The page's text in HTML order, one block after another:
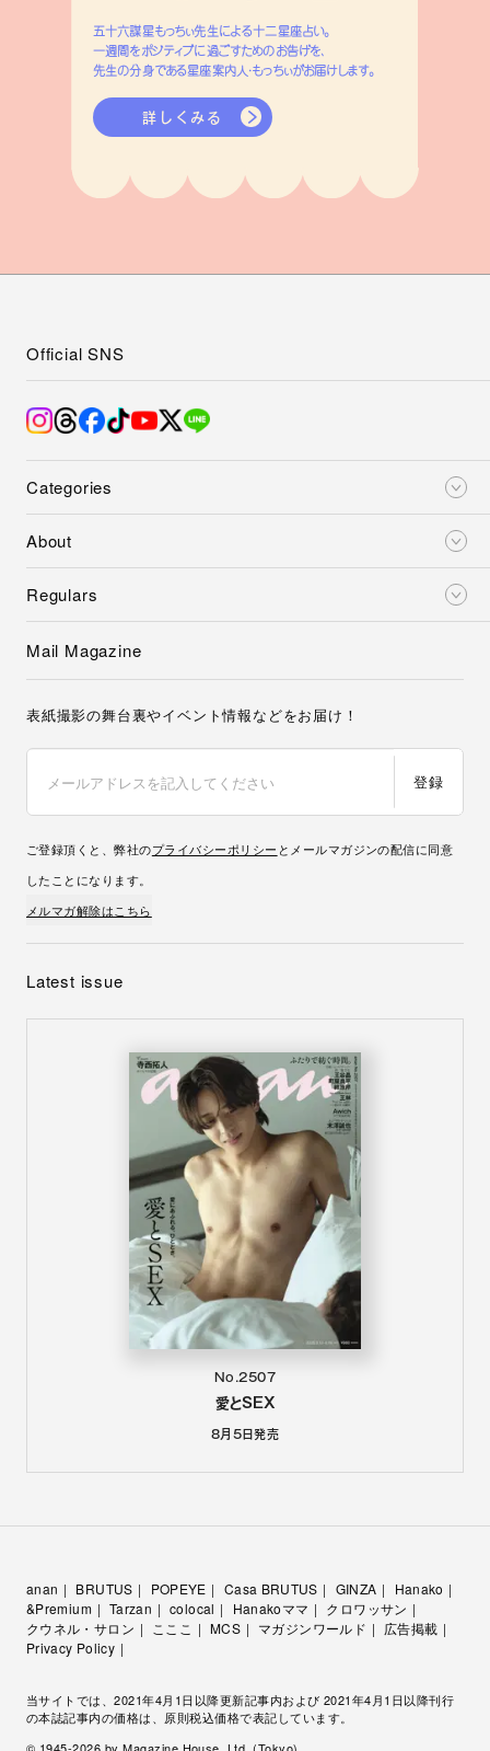
五十六謀星もっちぃ先生による十二星座占い。
一週間をポジティブに過ごすためのお告げを、
先生の分身である星座案内人・もっちぃがお届けします。
詳しくみる
Categories
About
Regulars
Official SNS
Mail Magazine
表紙撮影の舞台裏やイベント情報などをお届け！
登録
ご登録頂くと、弊社のプライバシーポリシー とメールマガジンの配信に同意
したことになります。
メルマガ解除はこちら
Latest issue
No.2507
愛とSEX
8月5日発売
anan BRUTUS POPEYE Casa BRUTUS GINZA
Hanako
&Premium
Tarzan colocal Hanakoママ
クロワッサン
クウネル・サロン
こここ MCS マガジンワールド
広告掲載
Privacy Policy
当サイトでは、2021年4月1日以降更新記事内および 2021年4月1日以降刊行
の本誌記事内の価格は、原則税込価格で表記しています。